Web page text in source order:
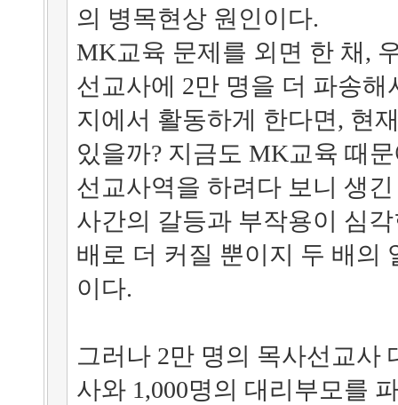
의 병목현상 원인이다.
MK교육 문제를 외면 한 채,
선교사에 2만 명을 더 파송
지에서 활동하게 한다면, 현
있을까? 지금도 MK교육 때
선교사역을 하려다 보니 생
사간의 갈등과 부작용이 심
배로 더 커질 뿐이지 두 배의
이다.
그러나 2만 명의 목사선교사
사와 1,000명의 대리부모를